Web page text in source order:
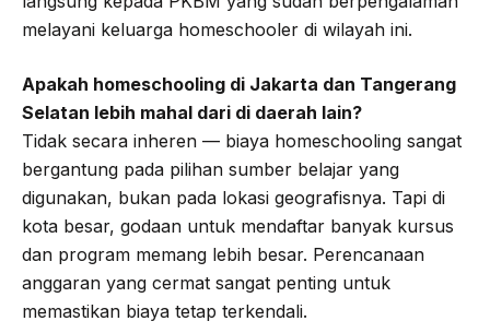
melayani keluarga homeschooler di wilayah ini.
Apakah homeschooling di Jakarta dan Tangerang
Selatan lebih mahal dari di daerah lain?
Tidak secara inheren — biaya homeschooling sangat
bergantung pada pilihan sumber belajar yang
digunakan, bukan pada lokasi geografisnya. Tapi di
kota besar, godaan untuk mendaftar banyak kursus
dan program memang lebih besar. Perencanaan
anggaran yang cermat sangat penting untuk
memastikan biaya tetap terkendali.